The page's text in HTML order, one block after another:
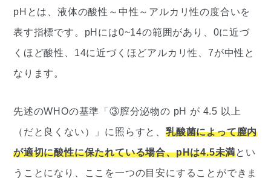
pHとは、液体の酸性～中性～アルカリ性の度合いを
表す指標です。pHには0~14の範囲があり、0に近づ
くほど酸性、14に近づくほどアルカリ性、7が中性と
なります。
先述のWHOの基準「③膣分泌物の pH が 4.5 以上
（だと良くない）」に照らすと、 乳酸菌によって膣内
が適切に酸性に保たれている場合、pHは4.5未満とい
うことになり、ここを一つの目安にすることができま